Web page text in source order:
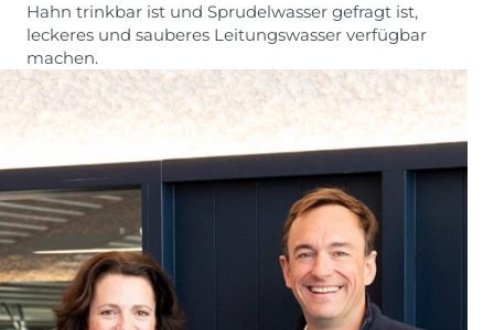
Hahn trinkbar ist und Sprudelwasser gefragt ist,
leckeres und sauberes Leitungswasser verfügbar
machen.